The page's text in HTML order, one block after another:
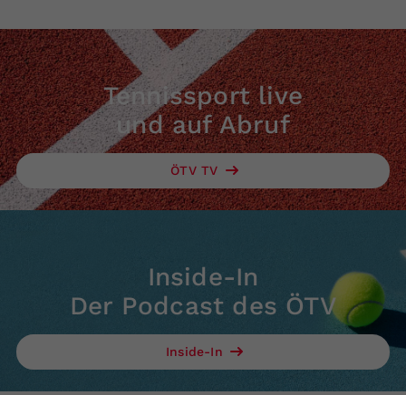
Tennissport live
und auf Abruf
ÖTV TV
Inside-In
Der Podcast des ÖTV
Inside-In